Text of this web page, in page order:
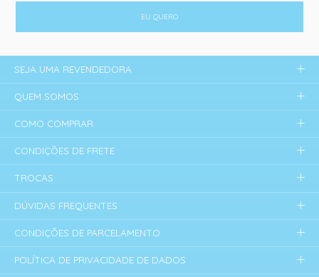
EU QUERO
SEJA UMA REVENDEDORA
QUEM SOMOS
COMO COMPRAR
CONDIÇÕES DE FRETE
TROCAS
DÚVIDAS FREQUENTES
CONDIÇÕES DE PARCELAMENTO
POLÍTICA DE PRIVACIDADE DE DADOS